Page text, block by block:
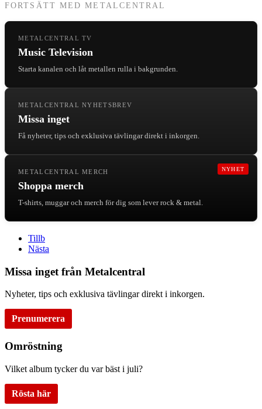
FORTSÄTT MED METALCENTRAL
METALCENTRAL TV
Music Television
Starta kanalen och låt metallen rulla i bakgrunden.
METALCENTRAL NYHETSBREV
Missa inget
Få nyheter, tips och exklusiva tävlingar direkt i inkorgen.
NYHET
METALCENTRAL MERCH
Shoppa merch
T-shirts, muggar och merch för dig som lever rock & metal.
Tillb
Nästa
Missa inget från Metalcentral
Nyheter, tips och exklusiva tävlingar direkt i inkorgen.
Prenumerera
Omröstning
Vilket album tycker du var bäst i juli?
Rösta här